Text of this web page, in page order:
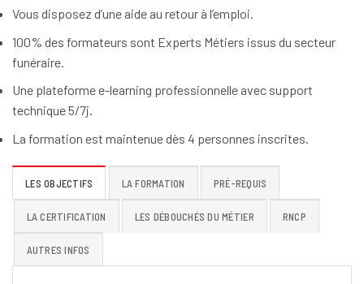
Vous disposez d’une aide au retour à l’emploi.
100% des formateurs sont Experts Métiers issus du secteur
funéraire.
Une plateforme e-learning professionnelle avec support
technique 5/7j.
La formation est maintenue dès 4 personnes inscrites.
LES OBJECTIFS LA FORMATION PRÉ-REQUIS
LA CERTIFICATION LES DÉBOUCHÉS DU MÉTIER RNCP
AUTRES INFOS